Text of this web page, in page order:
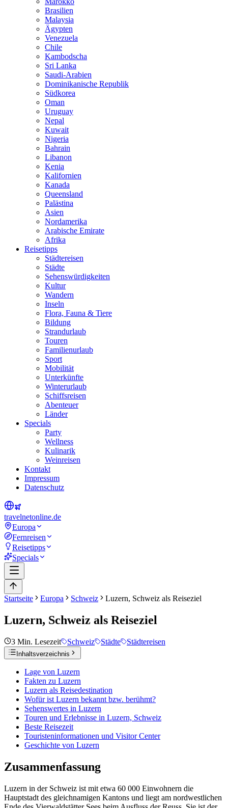
Brasilien
Malaysia
Ägypten
Venezuela
Chile
Kambodscha
Sri Lanka
Saudi-Arabien
Dominikanische Republik
Südkorea
Oman
Uruguay
Nepal
Kuwait
Nigeria
Bahrain
Libanon
Kenia
Kalifornien
Kanada
Queensland
Palästina
Asien
Nordamerika
Arabische Emirate
Afrika
Reisetipps
Städtereisen
Städte
Sehenswürdigkeiten
Kultur
Wandern
Inseln
Flora, Fauna & Tiere
Bildung
Strandurlaub
Touren
Familienurlaub
Sport
Mobilität
Unterkünfte
Winterurlaub
Schiffsreisen
Abenteuer
Länder
Specials
Party
Wellness
Kulinarik
Weinreisen
Kontakt
Impressum
Datenschutz
travelnetonline.de
Europa
Fernreisen
Reisetipps
Specials
Startseite Europa Schweiz Luzern, Schweiz als Reiseziel
Luzern, Schweiz als Reiseziel
3 Min. Lesezeit Schweiz Städte Städtereisen
Inhaltsverzeichnis
Lage von Luzern
Fakten zu Luzern
Luzern als Reisedestination
Wofür ist Luzern bekannt bzw. berühmt?
Sehenswertes in Luzern
Touren und Erlebnisse in Luzern, Schweiz
Beste Reisezeit
Touristeninformationen und Visitor Center
Geschichte von Luzern
Zusammenfassung
Luzern in der Schweiz ist mit etwa 60 000 Einwohnern die
Hauptstadt des gleichnamigen Kantons und liegt am nordwestlichen